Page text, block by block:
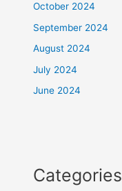
October 2024
September 2024
August 2024
July 2024
June 2024
Categories